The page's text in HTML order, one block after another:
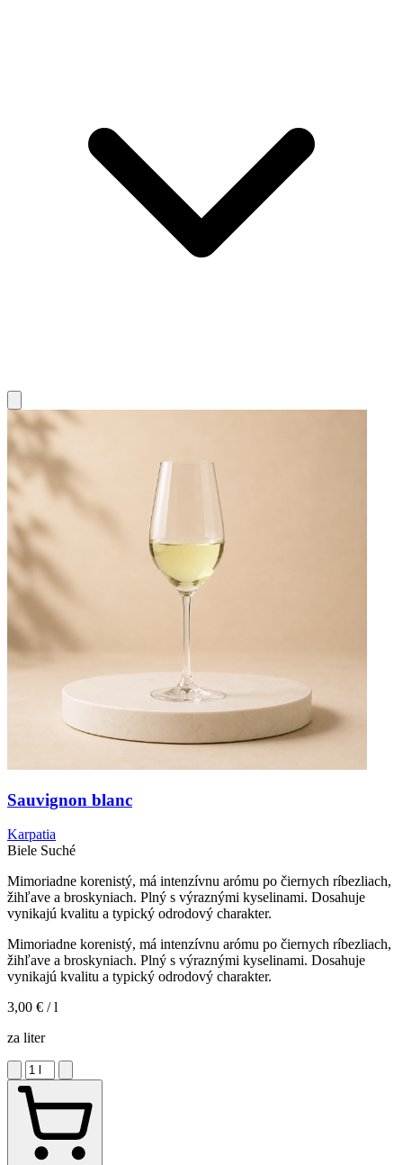
Sauvignon blanc
Karpatia
Biele Suché
Mimoriadne korenistý, má intenzívnu arómu po čiernych ríbezliach,
žihľave a broskyniach. Plný s výraznými kyselinami. Dosahuje
vynikajú kvalitu a typický odrodový charakter.
Mimoriadne korenistý, má intenzívnu arómu po čiernych ríbezliach,
žihľave a broskyniach. Plný s výraznými kyselinami. Dosahuje
vynikajú kvalitu a typický odrodový charakter.
3,00 € / l
za liter